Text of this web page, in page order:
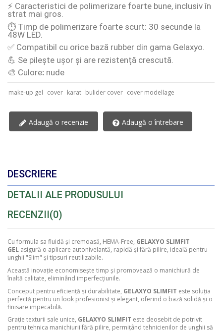
⚡ Caracteristici de polimerizare foarte bune, inclusiv în
strat mai gros.
⏱️ Timp de polimerizare foarte scurt: 30 secunde la
48W LED.
✅ Compatibil cu orice bază rubber din gama Gelaxyo.
💪 Se pilește ușor și are rezistență crescută.
🎨 Culore: nude
make-up gel cover karat bulider cover cover modellage
Adaugă o recenzie Adaugă o întrebare
DESCRIERE
DETALII ALE PRODUSULUI
RECENZII(0)
Cu formula sa fluidă și cremoasă, HEMA-Free, GELAXYO SLIMFIT
GEL asigură o aplicare autonivelantă, rapidă și fără pilire, ideală pentru
unghii "Slim" și tipsuri reutilizabile.
Această inovație economisește timp și promovează o manichiură de
înaltă calitate, eliminând imperfecțiunile.
Conceput pentru eficiență și durabilitate, GELAXYO SLIMFIT este soluția
perfectă pentru un look profesionist și elegant, oferind o bază solidă și o
finisare impecabilă.
Grație texturii sale unice, GELAXYO SLIMFIT este deosebit de potrivit
pentru tehnica manichiurii fără pilire, permițând tehnicienilor de unghii să